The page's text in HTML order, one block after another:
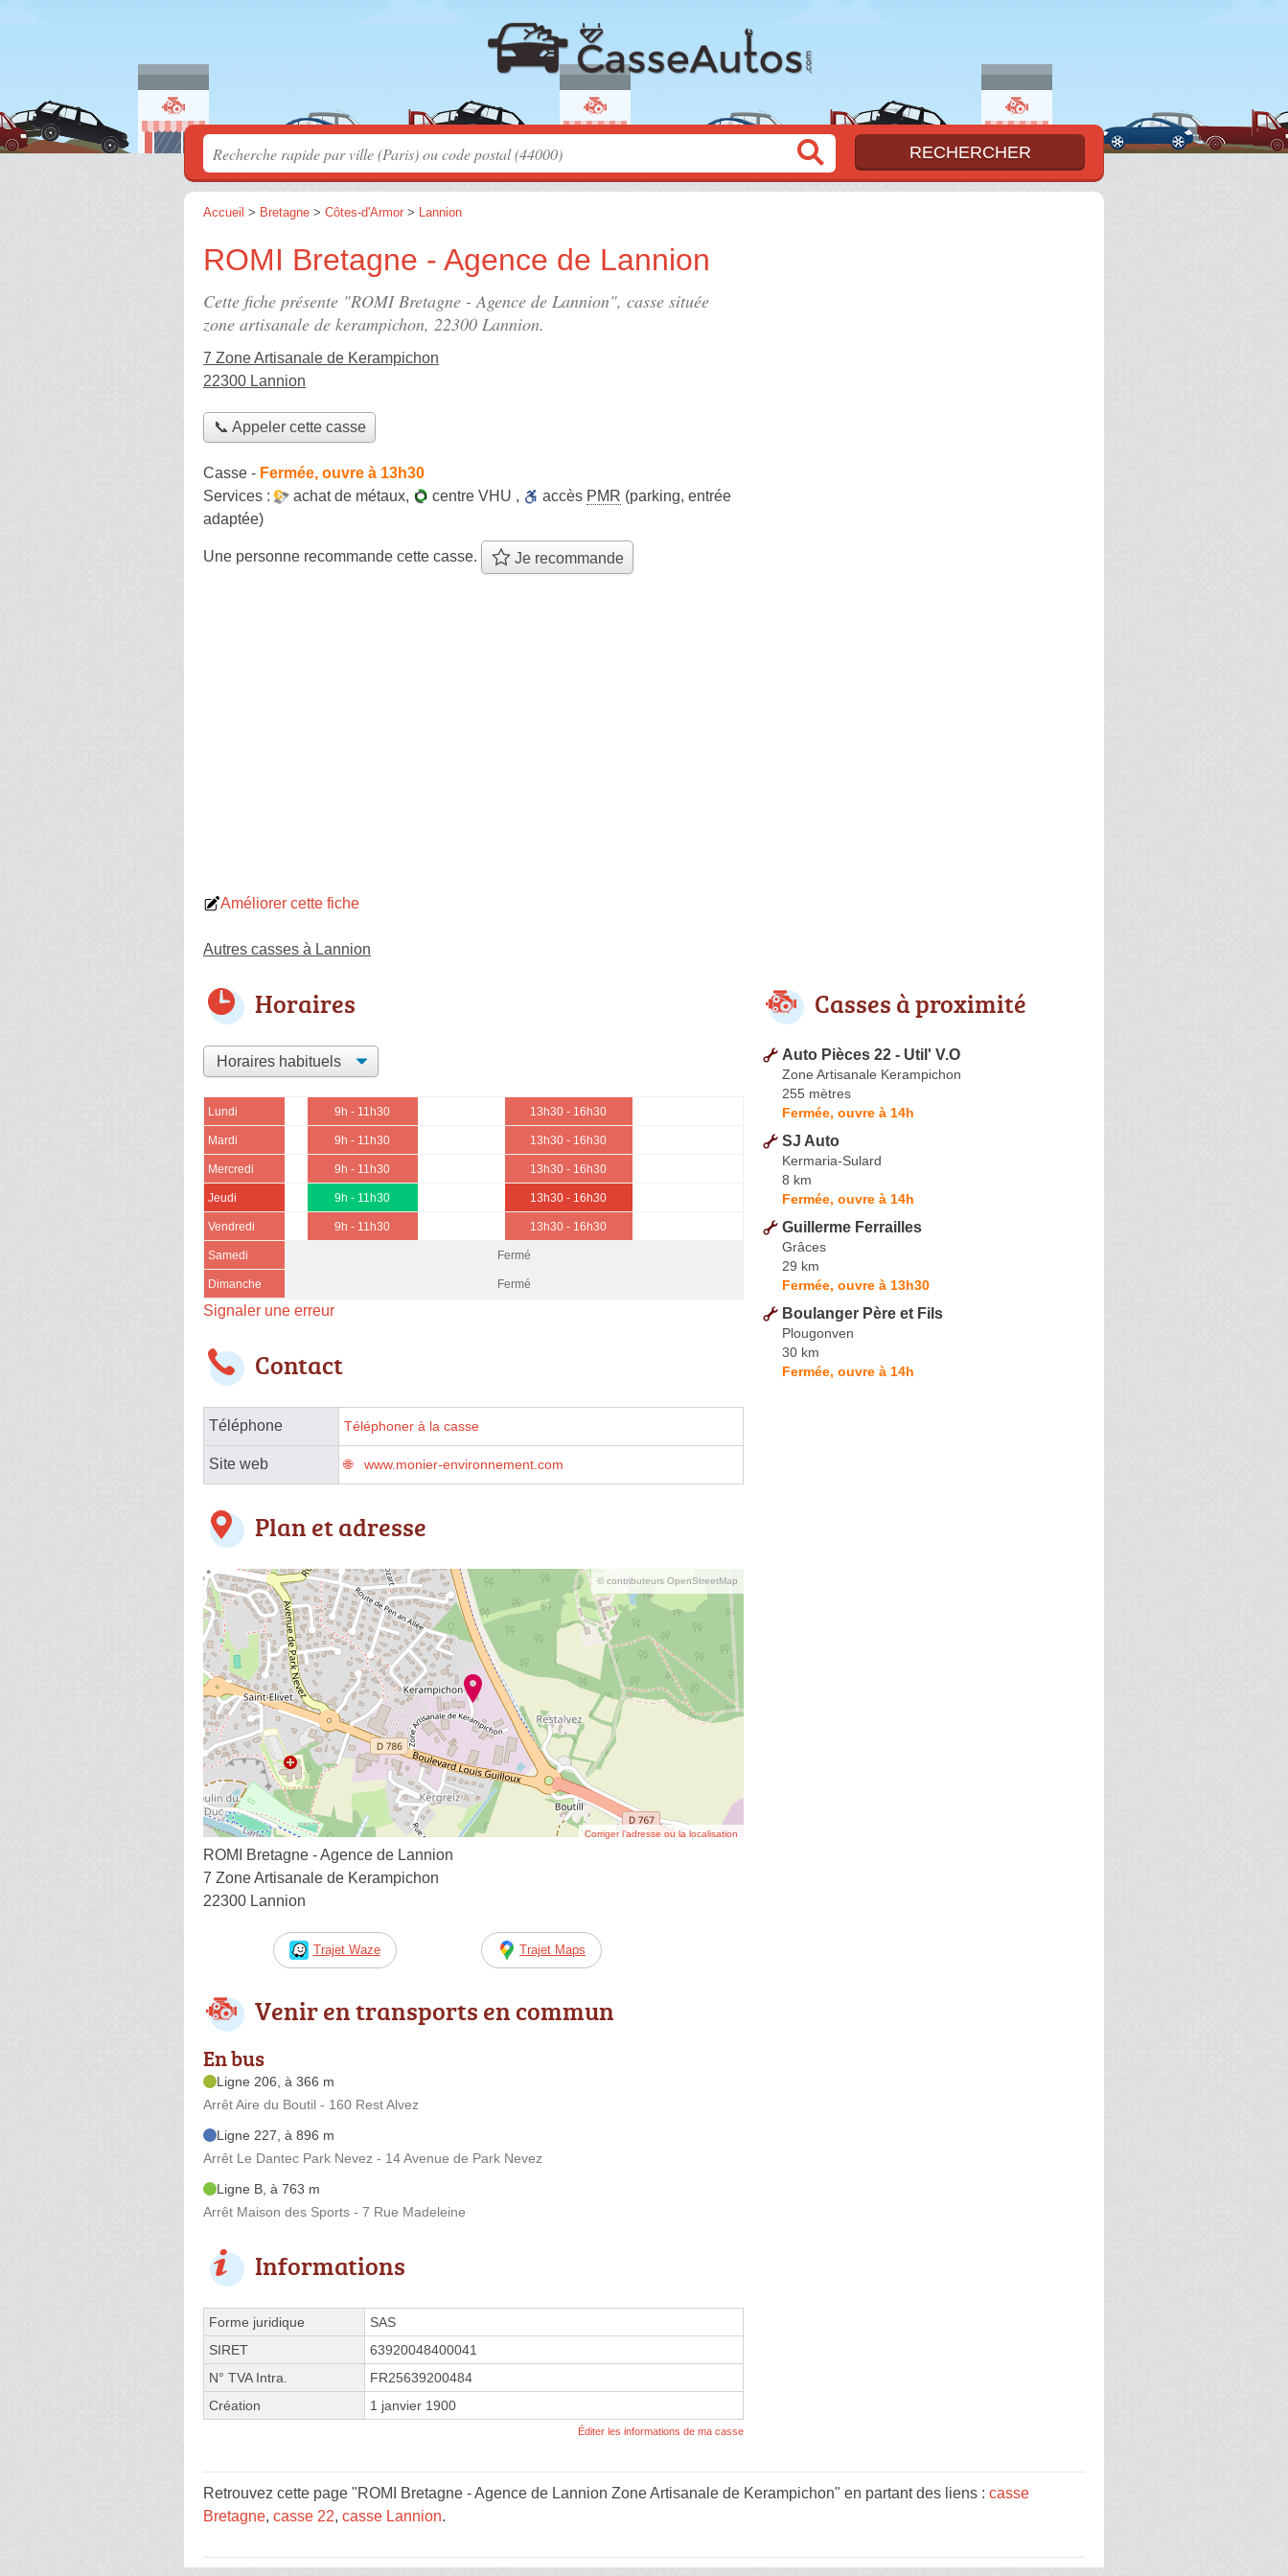
Accueil > Bretagne > Côtes-d'Armor > Lannion
ROMI Bretagne - Agence de Lannion
Cette fiche présente "ROMI Bretagne - Agence de Lannion", casse située
zone artisanale de kerampichon, 22300 Lannion.
7 Zone Artisanale de Kerampichon
22300 Lannion
📞 Appeler cette casse
Casse - Fermée, ouvre à 13h30
Services :
achat de métaux, centre VHU , accès PMR (parking, entrée
adaptée)
Une personne recommande cette casse. Je recommande
Améliorer cette fiche
Autres casses à Lannion
Horaires
Lundi 9h - 11h30 13h30 - 16h30
Mardi 9h - 11h30 13h30 - 16h30
Mercredi 9h - 11h30 13h30 - 16h30
Jeudi 9h - 11h30 13h30 - 16h30
Vendredi 9h - 11h30 13h30 - 16h30
Samedi Fermé
Dimanche Fermé
Signaler une erreur
Contact
Téléphone Téléphoner à la casse
Site web www.monier-environnement.com
Plan et adresse
© contributeurs OpenStreetMap
Corriger l’adresse ou la localisation
ROMI Bretagne - Agence de Lannion
7 Zone Artisanale de Kerampichon
22300 Lannion
Trajet Waze Trajet Maps
Venir en transports en commun
En bus
Ligne 206, à 366 m
Arrêt Aire du Boutil - 160 Rest Alvez
Ligne 227, à 896 m
Arrêt Le Dantec Park Nevez - 14 Avenue de Park Nevez
Ligne B, à 763 m
Arrêt Maison des Sports - 7 Rue Madeleine
Informations
Forme juridique
SAS
SIRET
63920048400041
N° TVA Intra.
FR25639200484
Création
1 janvier 1900
Éditer les informations de ma casse
Casses à proximité
Auto Pièces 22 - Util' V.O
Zone Artisanale Kerampichon
255 mètres
Fermée, ouvre à 14h
SJ Auto
Kermaria-Sulard
8 km
Fermée, ouvre à 14h
Guillerme Ferrailles
Grâces
29 km
Fermée, ouvre à 13h30
Boulanger Père et Fils
Plougonven
30 km
Fermée, ouvre à 14h
Retrouvez cette page "ROMI Bretagne - Agence de Lannion Zone Artisanale de Kerampichon" en partant des liens : casse
Bretagne, casse 22, casse Lannion.